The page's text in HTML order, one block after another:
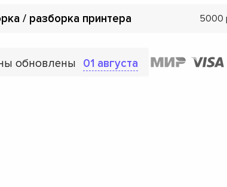
/ разборка принтера 5000
обновлены 01 августа